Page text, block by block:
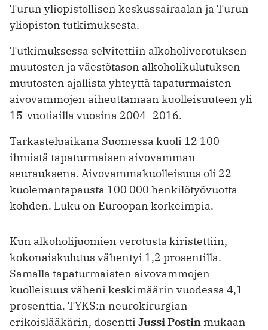
Turun yliopistollisen keskussairaalan ja Turun
yliopiston tutkimuksesta.
Tutkimuksessa selvitettiin alkoholiverotuksen
muutosten ja väestötason alkoholikulutuksen
muutosten ajallista yhteyttä tapaturmaisten
aivovammojen aiheuttamaan kuolleisuuteen yli
15-vuotiailla vuosina 2004–2016.
Tarkasteluaikana Suomessa kuoli 12 100
ihmistä tapaturmaisen aivovamman
seurauksena. Aivovammakuolleisuus oli 22
kuolemantapausta 100 000 henkilötyövuotta
kohden. Luku on Euroopan korkeimpia.
Kun alkoholijuomien verotusta kiristettiin,
kokonaiskulutus vähentyi 1,2 prosentilla.
Samalla tapaturmaisten aivovammojen
kuolleisuus väheni keskimäärin vuodessa 4,1
prosenttia. TYKS:n neurokirurgian
erikoislääkärin, dosentti Jussi Postin mukaan